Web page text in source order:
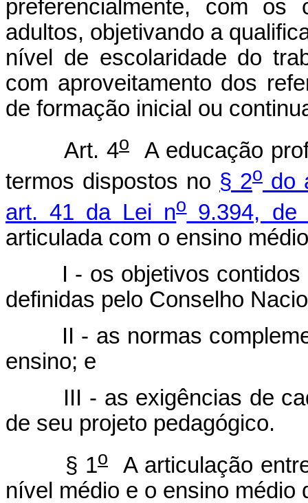
preferencialmente, com
adultos, objetivando a
nível de escolaridade do
com aproveitamento dos
de formação inicial ou
Art. 4o
A educação
termos dispostos no § 2o do
art. 41 da Lei no9.394, de
articulada com o ensino
I - os objetivos
definidas pelo Conselho
II - as normas
ensino; e
III - as exigências de
de seu projeto pedagógico.
§ 1o
A articulação
nível médio e o ensino médio